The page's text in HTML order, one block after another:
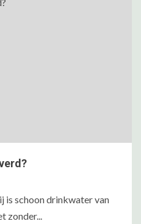
is schoon drinkwater van
zonder...